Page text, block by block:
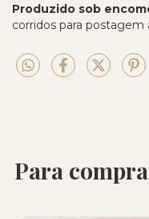
Produzido sob
corridos para
Para